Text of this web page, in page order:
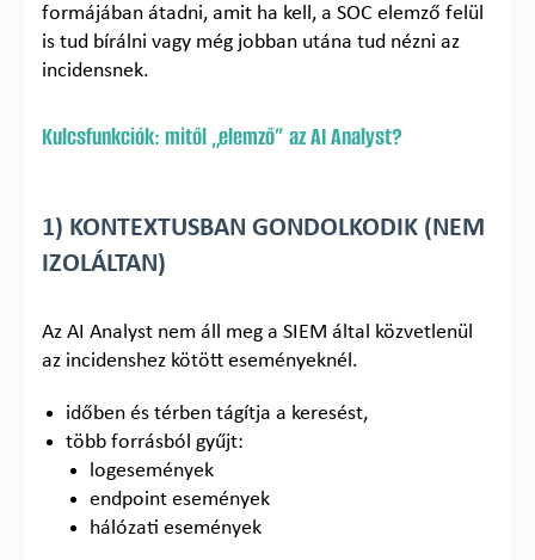
formájában átadni, amit ha kell, a SOC elemző felül
is tud bírálni vagy még jobban utána tud nézni az
incidensnek.
Kulcsfunkciók: mitől „elemző” az AI Analyst?
1) KONTEXTUSBAN GONDOLKODIK (NEM
IZOLÁLTAN)
Az AI Analyst nem áll meg a SIEM által közvetlenül
az incidenshez kötött eseményeknél.
időben és térben tágítja a keresést,
több forrásból gyűjt:
logesemények
endpoint események
hálózati események